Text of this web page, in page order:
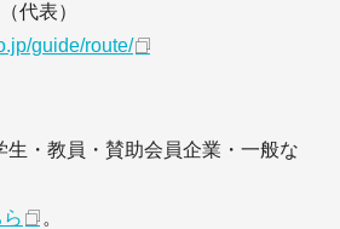
代表）
guide/route/
生・教員・賛助会員企業・一般な
。